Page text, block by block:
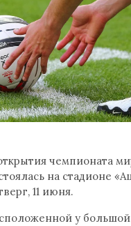
чемпионата
на стадионе
11 июня.
у большой